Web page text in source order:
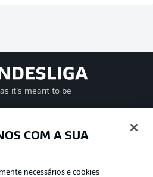
it’s meant to be
DA BUNDESLIGA
COM A SUA
necessários e cookies